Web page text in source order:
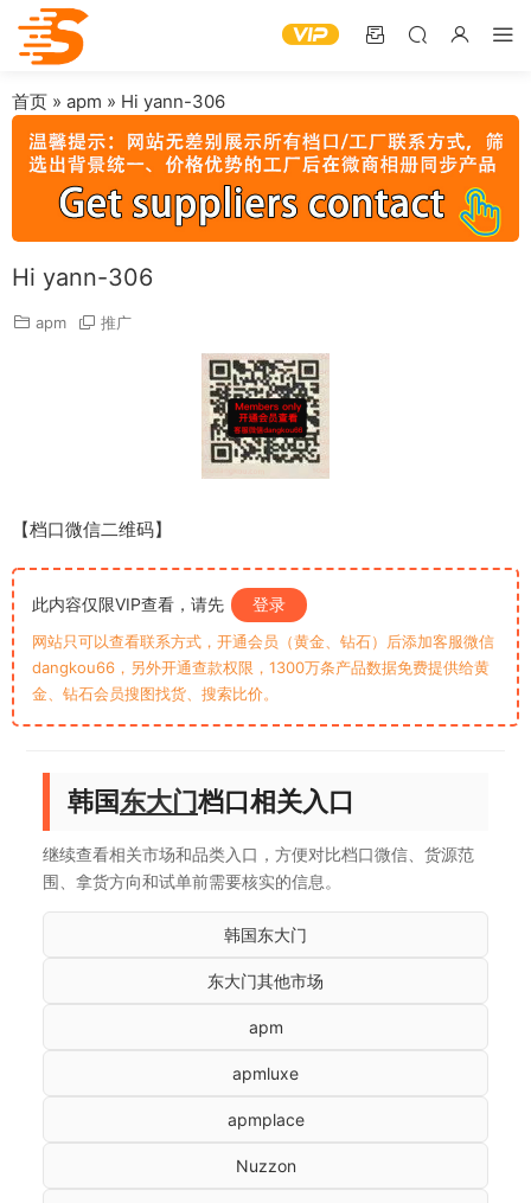
首页 » apm » Hi yann-306
Hi yann-306
apm 推广
【档口微信二维码】
此内容仅限VIP查看，请先 登录
网站只可以查看联系方式，开通会员（黄金、钻石）后添加客服微信
dangkou66，另外开通查款权限，1300万条产品数据免费提供给黄
金、钻石会员搜图找货、搜索比价。
韩国东大门档口相关入口
继续查看相关市场和品类入口，方便对比档口微信、货源范
围、拿货方向和试单前需要核实的信息。
韩国东大门
东大门其他市场
apm
apmluxe
apmplace
Nuzzon